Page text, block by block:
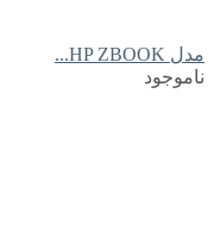
مدل HP ZBOOK...
ناموجود